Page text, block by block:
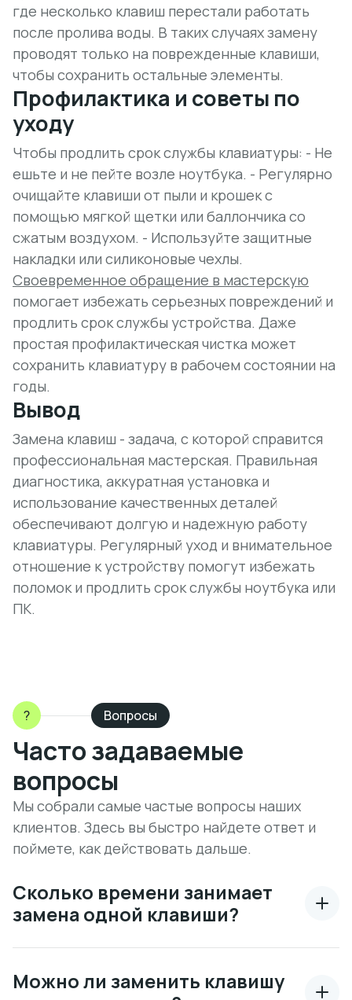
где несколько клавиш перестали работать
после пролива воды. В таких случаях замену
проводят только на поврежденные клавиши,
чтобы сохранить остальные элементы.
Профилактика и советы по
уходу
Чтобы продлить срок службы клавиатуры: - Не
ешьте и не пейте возле ноутбука. - Регулярно
очищайте клавиши от пыли и крошек с
помощью мягкой щетки или баллончика со
сжатым воздухом. - Используйте защитные
накладки или силиконовые чехлы.
Своевременное обращение в мастерскую
помогает избежать серьезных повреждений и
продлить срок службы устройства. Даже
простая профилактическая чистка может
сохранить клавиатуру в рабочем состоянии на
годы.
Вывод
Замена клавиш - задача, с которой справится
профессиональная мастерская. Правильная
диагностика, аккуратная установка и
использование качественных деталей
обеспечивают долгую и надежную работу
клавиатуры. Регулярный уход и внимательное
отношение к устройству помогут избежать
поломок и продлить срок службы ноутбука или
ПК.
? Вопросы
Часто задаваемые
вопросы
Мы собрали самые частые вопросы наших
клиентов. Здесь вы быстро найдете ответ и
поймете, как действовать дальше.
Сколько времени занимает
замена одной клавиши?
Можно ли заменить клавишу